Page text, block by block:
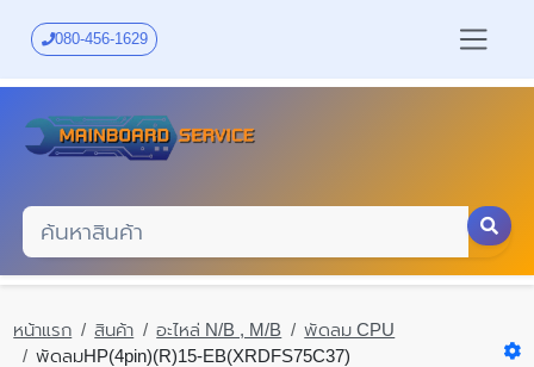
content
080-456-1629
หน้าแรก สินค้า อะไหล่ N/B , M/B
พัดลม CPU
พัดลมHP(4pin)(R)15-EB(XRDFS75C37)